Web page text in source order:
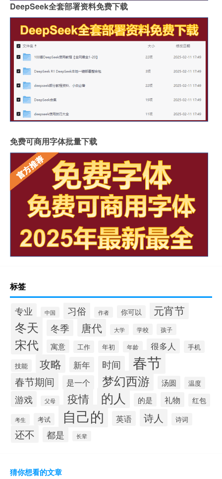
DeepSeek全套部署资料免费下载
免费可商用字体批量下载
标签
专业 中国 习俗 作者 你可以 元宵节
冬天 冬季 唐代 大学 学校 孩子
宋代 寓意 工作 年初 年龄 很多人
手机
技能
攻略 新年 时间 春节
春节期间 是一个 梦幻西游 汤圆 温度
游戏 父母 疫情 的人 的是 礼物 红包
考生 考试 自己的 英语 诗人 诗词
还不 都是 长辈
猜你想看的文章